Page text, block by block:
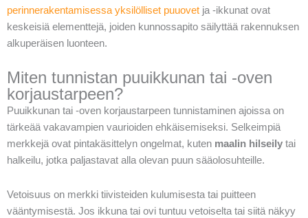
perinnerakentamisessa yksilölliset puuovet ja -ikkunat ovat
keskeisiä elementtejä, joiden kunnossapito säilyttää rakennuksen
alkuperäisen luonteen.
Miten tunnistan puuikkunan tai -oven
korjaustarpeen?
Puuikkunan tai -oven korjaustarpeen tunnistaminen ajoissa on
tärkeää vakavampien vaurioiden ehkäisemiseksi. Selkeimpiä
merkkejä ovat pintakäsittelyn ongelmat, kuten maalin hilseily tai
halkeilu, jotka paljastavat alla olevan puun sääolosuhteille.
Vetoisuus on merkki tiivisteiden kulumisesta tai puitteen
vääntymisestä. Jos ikkuna tai ovi tuntuu vetoiselta tai siitä näkyy